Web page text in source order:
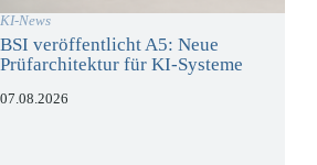
KI-News
BSI veröffentlicht A5: Neue
Prüfarchitektur für KI-Systeme
07.08.2026